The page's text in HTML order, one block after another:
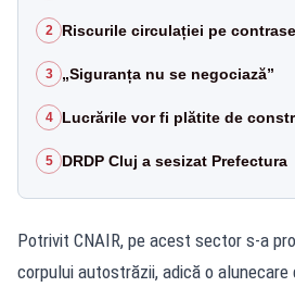
2 Riscurile circulației pe
3 „Siguranța nu se negociază”
4 Lucrările vor fi plătite de
5 DRDP Cluj a sesizat Prefectura
Potrivit CNAIR, pe acest sector s-a
corpului autostrăzii, adică o